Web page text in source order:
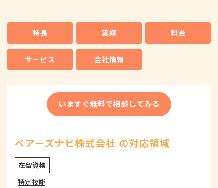
特長 実績 料金
サービス 会社情報
いますぐ無料で相談してみる
ベアーズナビ株式会社 の対応領域
在留資格
特定技能